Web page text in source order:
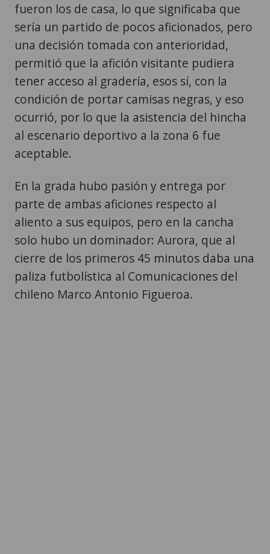
fueron los de casa, lo que significaba que
sería un partido de pocos aficionados, pero
una decisión tomada con anterioridad,
permitió que la afición visitante pudiera
tener acceso al gradería, esos sí, con la
condición de portar camisas negras, y eso
ocurrió, por lo que la asistencia del hincha
al escenario deportivo a la zona 6 fue
aceptable.
En la grada hubo pasión y entrega por
parte de ambas aficiones respecto al
aliento a sus equipos, pero en la cancha
solo hubo un dominador: Aurora, que al
cierre de los primeros 45 minutos daba una
paliza futbolística al Comunicaciones del
chileno Marco Antonio Figueroa.